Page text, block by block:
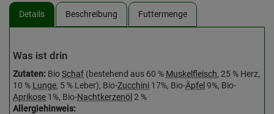
Details Beschreibung Futtermenge
Was ist drin
Zutaten: BioSchaf (bestehend aus 60 % Muskelfleisch, 25 % Herz,
10 % Lunge, 5 % Leber), Bio-Zucchini 17%, Bio-Äpfel 9%, Bio-
Aprikose 1%, Bio-Nachtkerzenöl 2 %
Allergiehinweis: